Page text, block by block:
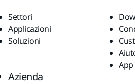
Settori
Applicazioni
Soluzioni
Azienda